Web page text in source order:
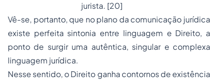
jurista. [20]
Vê-se, portanto, que no plano da comunicação jurídica
existe perfeita sintonia entre linguagem e Direito, a
ponto de surgir uma autêntica, singular e complexa
linguagem jurídica.
Nesse sentido, o Direito ganha contornos de existência